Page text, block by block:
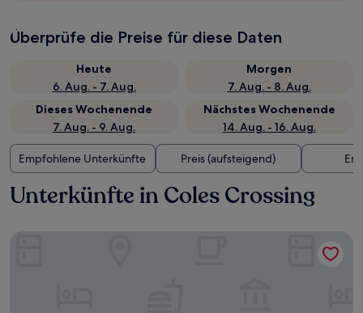
Überprüfe die Preise für diese Daten
Heute
6. Aug. - 7. Aug.
Morgen
7. Aug. - 8. Aug.
Dieses Wochenende
7. Aug. - 9. Aug.
Nächstes Wochenende
14. Aug. - 16. Aug.
Empfohlene Unterkünfte Preis (aufsteigend)
Unterkünfte in Coles Crossing